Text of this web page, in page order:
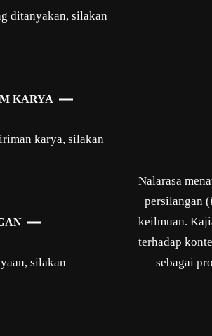
ditanyakan, silakan
KARYA
karya, silakan
silakan
Nalarasa
persilangan (
keilmuan.
terhadap
sebagai